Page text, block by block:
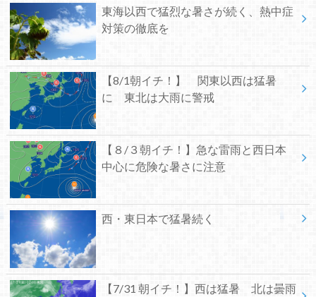
東海以西で猛烈な暑さが続く、熱中症
対策の徹底を
【8/1朝イチ！】 関東以西は猛暑
に 東北は大雨に警戒
【８/３朝イチ！】急な雷雨と西日本
中心に危険な暑さに注意
西・東日本で猛暑続く
【7/31 朝イチ！】西は猛暑 北は曇雨